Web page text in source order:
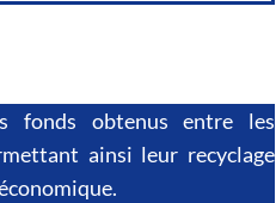
fonds obtenus entre les
ainsi leur recyclage